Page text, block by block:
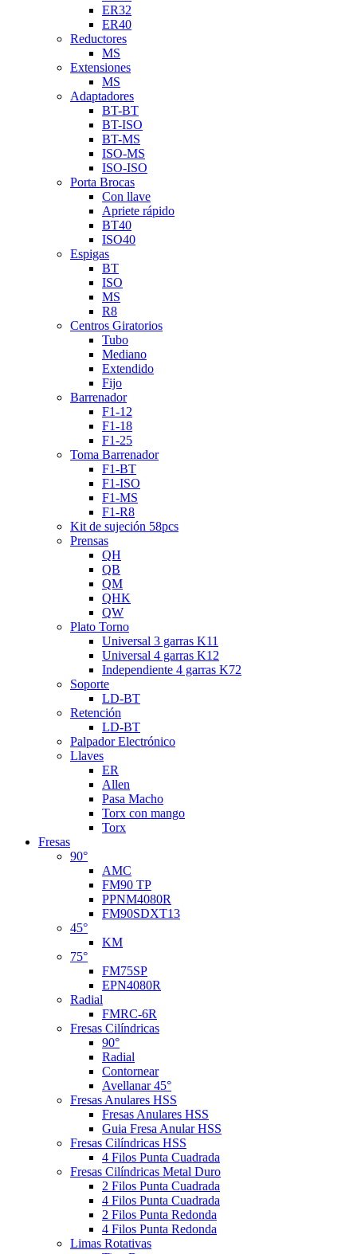
ER32
ER40
Reductores
MS
Extensiones
MS
Adaptadores
BT-BT
BT-ISO
BT-MS
ISO-MS
ISO-ISO
Porta Brocas
Con llave
Apriete rápido
BT40
ISO40
Espigas
BT
ISO
MS
R8
Centros Giratorios
Tubo
Mediano
Extendido
Fijo
Barrenador
F1-12
F1-18
F1-25
Toma Barrenador
F1-BT
F1-ISO
F1-MS
F1-R8
Kit de sujeción 58pcs
Prensas
QH
QB
QM
QHK
QW
Plato Torno
Universal 3 garras K11
Universal 4 garras K12
Independiente 4 garras K72
Soporte
LD-BT
Retención
LD-BT
Palpador Electrónico
Llaves
ER
Allen
Pasa Macho
Torx con mango
Torx
Fresas
90°
AMC
FM90 TP
PPNM4080R
FM90SDXT13
45°
KM
75°
FM75SP
EPN4080R
Radial
FMRC-6R
Fresas Cilíndricas
90°
Radial
Contornear
Avellanar 45°
Fresas Anulares HSS
Fresas Anulares HSS
Guia Fresa Anular HSS
Fresas Cilíndricas HSS
4 Filos Punta Cuadrada
Fresas Cilíndricas Metal Duro
2 Filos Punta Cuadrada
4 Filos Punta Cuadrada
2 Filos Punta Redonda
4 Filos Punta Redonda
Limas Rotativas